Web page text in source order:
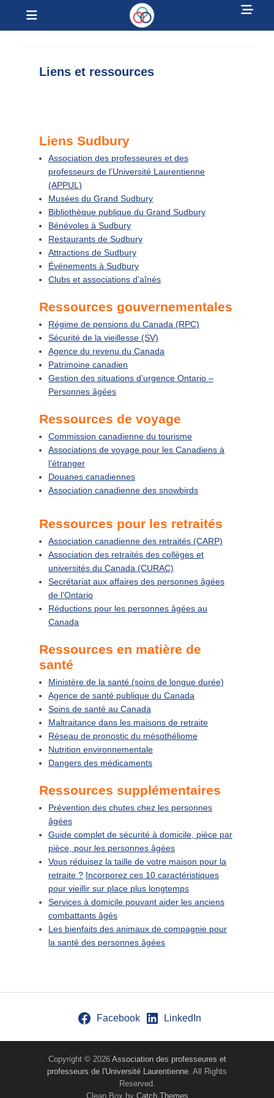
professeurs de
Liens et ressources
Liens Sudbury
Association des professeures et des
professeurs de l’Université Laurentienne
(APPUL)
Musées du Grand Sudbury
Bibliothèque publique du Grand Sudbury
Bénévoles à Sudbury
Restaurants de Sudbury
Attractions de Sudbury
Événements à Sudbury
Clubs et associations d’aînés
Ressources gouvernementales
Régime de pensions du Canada (RPC)
Sécurité de la vieillesse (SV)
Agence du revenu du Canada
Patrimoine canadien
Gestion des situations d’urgence Ontario –
Personnes âgées
Ressources de voyage
Commission canadienne du tourisme
Associations de voyage pour les Canadiens à
l’étranger
Douanes canadiennes
Association canadienne des snowbirds
Ressources pour les retraités
Association canadienne des retraités (CARP)
Association des retraités des collèges et
universités du Canada (CURAC)
Secrétariat aux affaires des personnes âgées
de l’Ontario
Réductions pour les personnes âgées au
Canada
Ressources en matière de
santé
Ministère de la santé (soins de longue durée)
Agence de santé publique du Canada
Soins de santé au Canada
Maltraitance dans les maisons de retraite
Réseau de pronostic du mésothéliome
Nutrition environnementale
Dangers des médicaments
Ressources supplémentaires
Prévention des chutes chez les personnes
âgées
Guide complet de sécurité à domicile, pièce par
pièce, pour les personnes âgées
Vous réduisez la taille de votre maison pour la
retraite ? Incorporez ces 10 caractéristiques
pour vieillir sur place plus longtemps
Services à domicile pouvant aider les anciens
combattants âgés
Les bienfaits des animaux de compagnie pour
la santé des personnes âgées
Facebook LinkedIn
Copyright © 2026 Association des professeures et
professeurs de l'Université Laurentienne . All Rights
Reserved.
Clean Box by Catch Themes